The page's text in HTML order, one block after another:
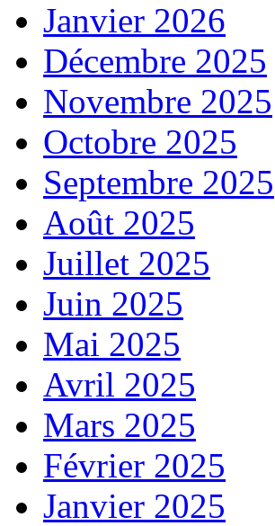
Janvier 2026
Décembre 2025
Novembre 2025
Octobre 2025
Septembre 2025
Août 2025
Juillet 2025
Juin 2025
Mai 2025
Avril 2025
Mars 2025
Février 2025
Janvier 2025